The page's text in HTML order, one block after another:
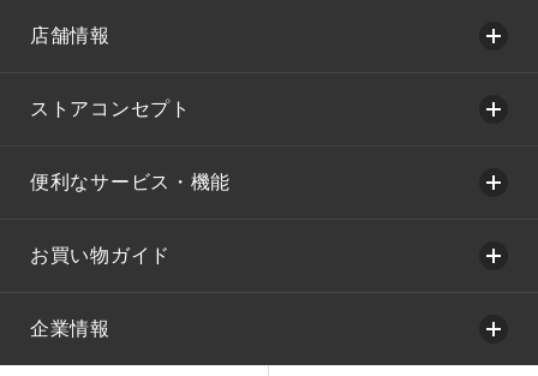
店舗情報
ストアコンセプト
便利なサービス・機能
お買い物ガイド
企業情報